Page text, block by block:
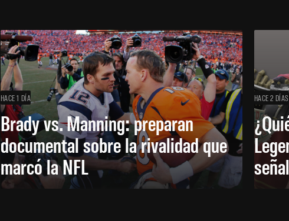
HACE 1 DÍA
Brady vs. Manning: preparan
documental sobre la rivalidad que
marcó la NFL
HACE 2 DÍAS